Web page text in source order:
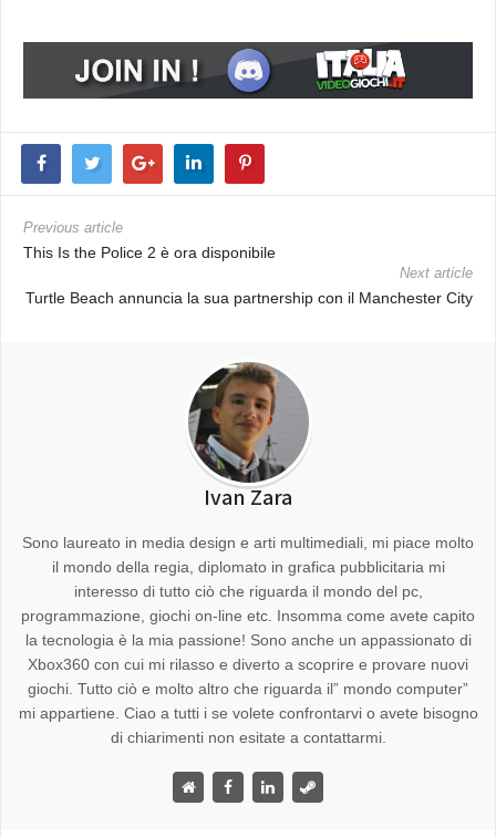
Previous article
This Is the Police 2 è ora disponibile
Next article
Turtle Beach annuncia la sua partnership con il Manchester City
Ivan Zara
Sono laureato in media design e arti multimediali, mi piace molto
il mondo della regia, diplomato in grafica pubblicitaria mi
interesso di tutto ciò che riguarda il mondo del pc,
programmazione, giochi on-line etc. Insomma come avete capito
la tecnologia è la mia passione! Sono anche un appassionato di
Xbox360 con cui mi rilasso e diverto a scoprire e provare nuovi
giochi. Tutto ciò e molto altro che riguarda il” mondo computer”
mi appartiene. Ciao a tutti i se volete confrontarvi o avete bisogno
di chiarimenti non esitate a contattarmi.